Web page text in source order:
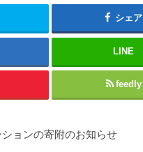
シェア
LINE
feedly
ョンの寄附のお知らせ